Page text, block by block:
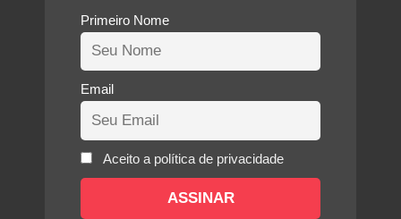
Primeiro Nome
Email
Aceito a política de privacidade